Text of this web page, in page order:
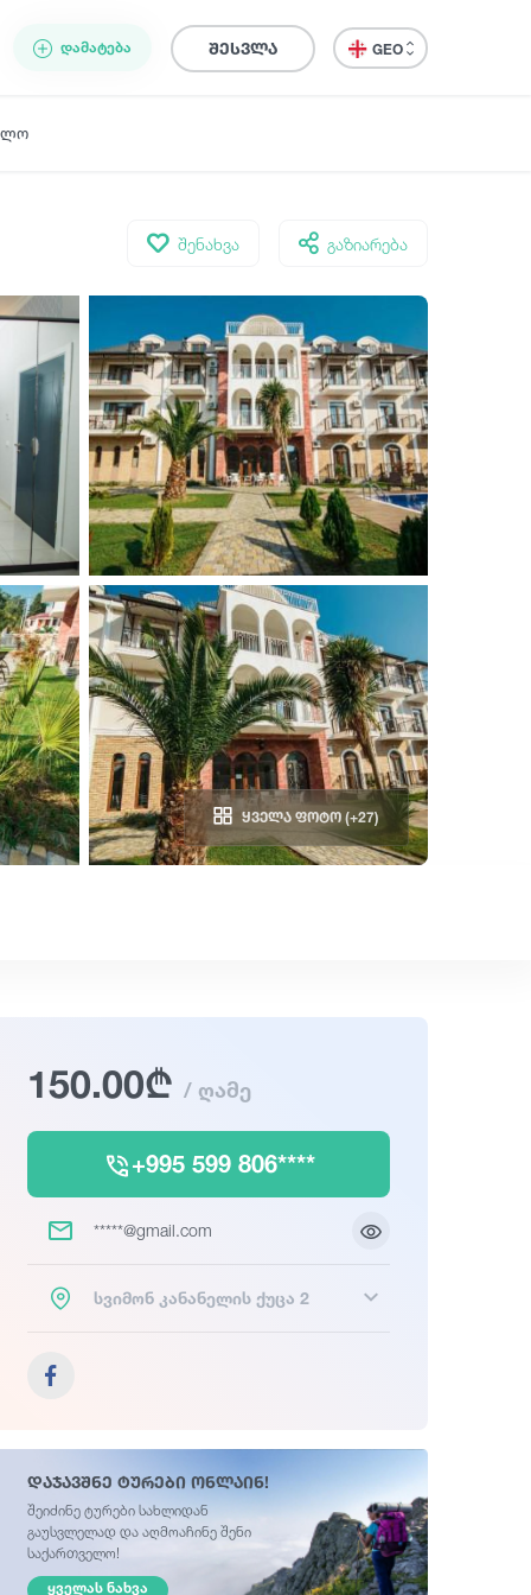
ᲓᲐᲛᲐᲢᲔᲑᲐ შესვლა GEO
შენახვა გაზიარება
ყველა ფოტო (+27)
150.00₾ / ღამე
+995 599 806****
*****@gmail.com
სვიმონ კანანელის ქუცა 2
დაჯავშნე ტურები ონლაინ!
შეიძინე ტურები სახლიდან
გაუსვლელად და აღმოაჩინე შენი
საქართველო!
ᲧᲕᲔᲚᲐᲡ ᲜᲐᲮᲕᲐ